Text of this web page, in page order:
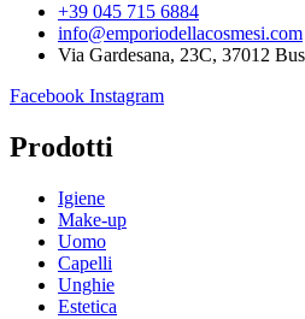
+39 045 715 6884
info@emporiodellacosmesi.com
Via Gardesana, 23C, 37012
Facebook Instagram
Prodotti
Igiene
Make-up
Uomo
Capelli
Unghie
Estetica